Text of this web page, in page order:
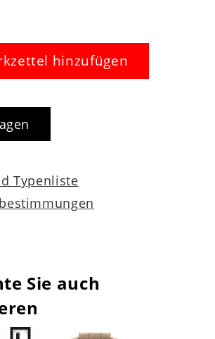
hinzufügen
Typenliste
Sie auch